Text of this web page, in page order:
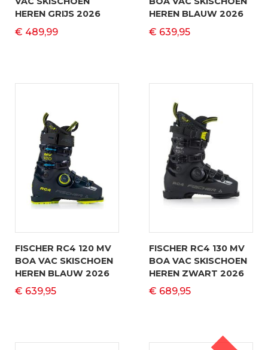
HEREN GRIJS 2026
€ 489,99
HEREN BLAUW 2026
€ 639,95
FISCHER RC4 120 MV
BOA VAC SKISCHOEN
HEREN BLAUW 2026
€ 639,95
FISCHER RC4 130 MV
BOA VAC SKISCHOEN
HEREN ZWART 2026
€ 689,95